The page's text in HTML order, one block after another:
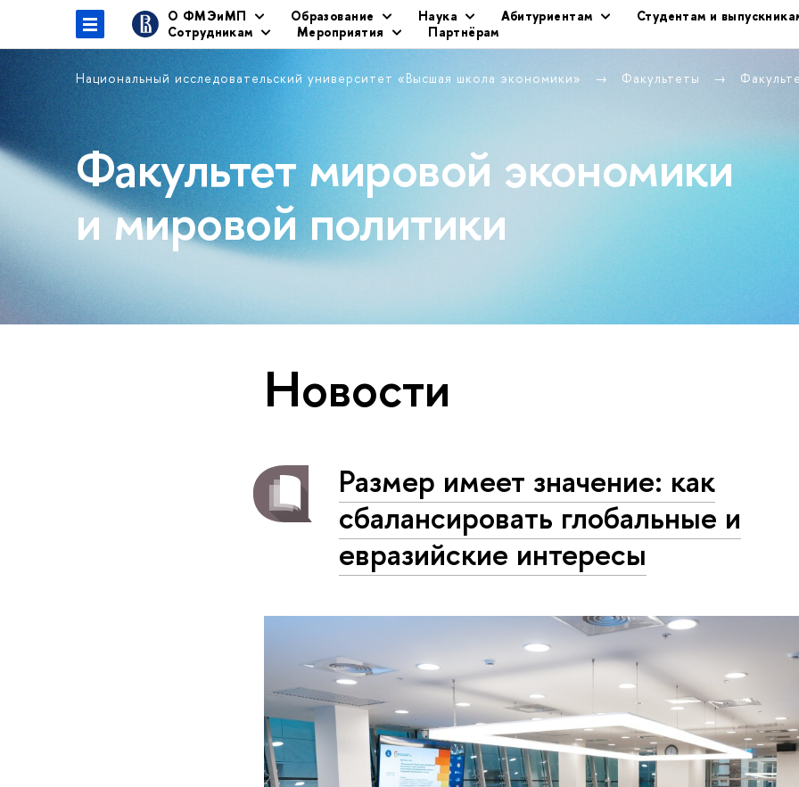
О ФМЭиМП Образование Наука Абитуриентам
Студентам и
Сотрудникам
Мероприятия Партнёрам
Национальный исследовательский университет «Высшая школа экономики» Факультеты
Факультет мировой экономики
и мировой политики
Новости
Размер имеет значение: как
сбалансировать глобальные и
евразийские интересы